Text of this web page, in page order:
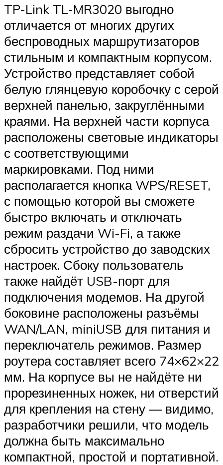
TP-Link TL-MR3020 выгодно
отличается от многих других
беспроводных маршрутизаторов
стильным и компактным корпусом.
Устройство представляет собой
белую глянцевую коробочку с серой
верхней панелью, закруглёнными
краями. На верхней части корпуса
расположены световые индикаторы
с соответствующими
маркировками. Под ними
располагается кнопка WPS/RESET,
с помощью которой вы сможете
быстро включать и отключать
режим раздачи Wi-Fi, а также
сбросить устройство до заводских
настроек. Сбоку пользователь
также найдёт USB-порт для
подключения модемов. На другой
боковине расположены разъёмы
WAN/LAN, miniUSB для питания и
переключатель режимов. Размер
роутера составляет всего 74×62×22
мм. На корпусе вы не найдёте ни
прорезиненных ножек, ни отверстий
для крепления на стену — видимо,
разработчики решили, что модель
должна быть максимально
компактной, простой и портативной.